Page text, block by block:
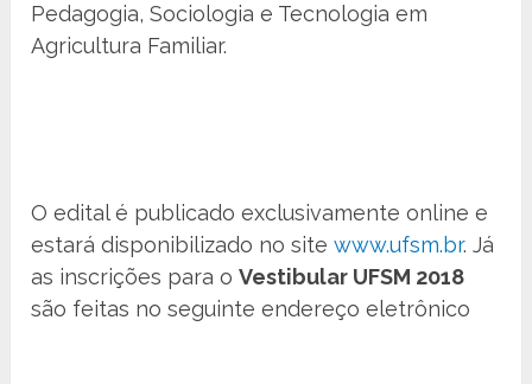
Pedagogia, Sociologia e Tecnologia em
Agricultura Familiar.
O edital é publicado exclusivamente online e
estará disponibilizado no sitewww.ufsm.br. Já
as inscrições para oVestibular UFSM 2018
são feitas no seguinte endereço eletrônico